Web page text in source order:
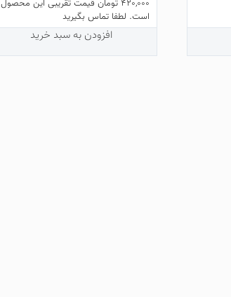
5.00
از 5
است. لطفا تماس بگیرید
افزودن به سبد خرید